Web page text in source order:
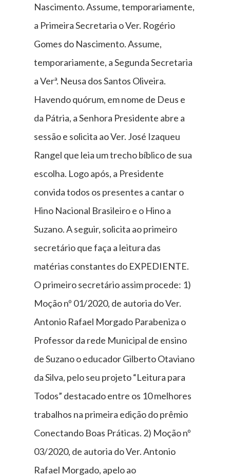
Nascimento. Assume, temporariamente,
a Primeira Secretaria o Ver. Rogério
Gomes do Nascimento. Assume,
temporariamente, a Segunda Secretaria
a Verª. Neusa dos Santos Oliveira.
Havendo quórum, em nome de Deus e
da Pátria, a Senhora Presidente abre a
sessão e solicita ao Ver. José Izaqueu
Rangel que leia um trecho bíblico de sua
escolha. Logo após, a Presidente
convida todos os presentes a cantar o
Hino Nacional Brasileiro e o Hino a
Suzano. A seguir, solicita ao primeiro
secretário que faça a leitura das
matérias constantes do EXPEDIENTE.
O primeiro secretário assim procede: 1)
Moção nº 01/2020, de autoria do Ver.
Antonio Rafael Morgado Parabeniza o
Professor da rede Municipal de ensino
de Suzano o educador Gilberto Otaviano
da Silva, pelo seu projeto “Leitura para
Todos” destacado entre os 10 melhores
trabalhos na primeira edição do prêmio
Conectando Boas Práticas. 2) Moção nº
03/2020, de autoria do Ver. Antonio
Rafael Morgado, apelo ao